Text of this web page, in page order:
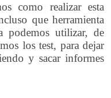
como realizar esta
que herramienta
podemos utilizar, de
los test, para dejar
y sacar informes